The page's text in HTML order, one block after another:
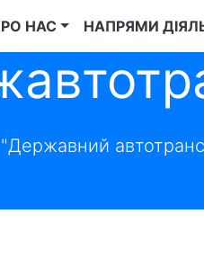
НАС НАПРЯМИ
ЗАПИТАННЯ –